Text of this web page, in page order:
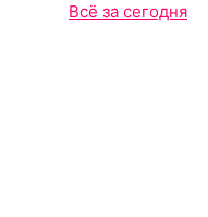
Всё за сегодня